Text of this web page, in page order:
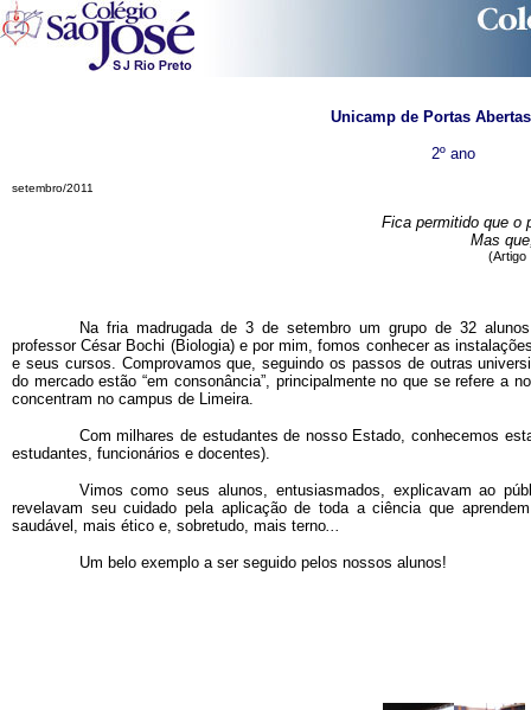
Unicamp de Portas
2º ano
setembro/2011
Fica permitido que o
Mas
(Artigo
Na fria madrugada de 3 de setembro um grupo de 32
professor César Bochi (Biologia) e por mim, fomos conhecer as
e seus cursos. Comprovamos que, seguindo os passos de outras
do mercado estão “em consonância”, principalmente no que se refere a
concentram no campus de Limeira.
Com milhares de estudantes de nosso Estado, conhecemos
estudantes, funcionários e docentes).
Vimos como seus alunos, entusiasmados, explicavam ao
revelavam seu cuidado pela aplicação de toda a ciência que
saudável, mais ético e, sobretudo, mais terno...
Um belo exemplo a ser seguido pelos nossos alunos!